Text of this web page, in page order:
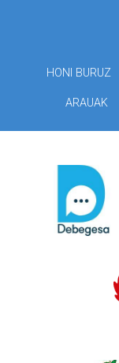
HONI BURUZ
ARAUAK